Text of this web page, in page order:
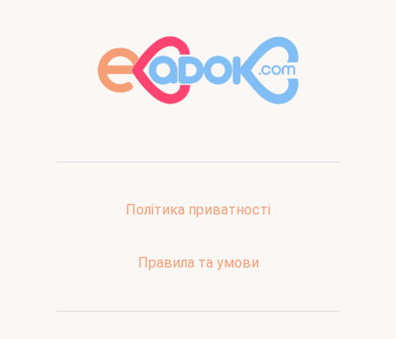
Політика приватності
Правила та умови